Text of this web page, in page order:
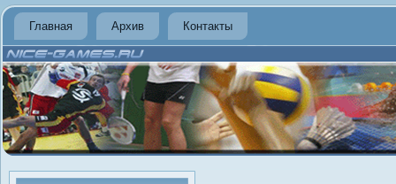
Главная Архив Контакты